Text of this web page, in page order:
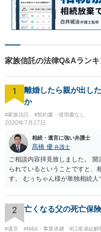
家族信託の法律Q&Aランキ
1
離婚したら親が出し
か
#家族信託 #契約書・借用書なし
2020年7月17日
相続・遺言に強い弁護士
髙橋 優 弁護士
ご相談内容拝見致しました。
られているということですと、
す。 むぅちゃん様が単独相続
相続人おられるということであ
るところです。 また、当該点
あると主張される可能性がござ
とを伺わせる事情をどれだけ積
2 亡くなる父の死亡保
#遺言 #M&A・事業承継 #口座凍結解